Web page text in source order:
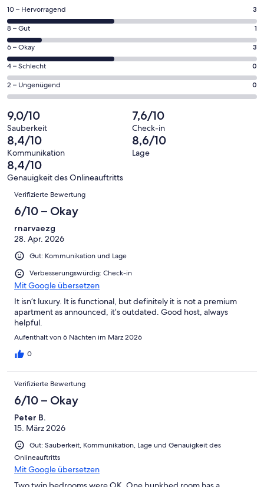
einem
neuen
Fenster
geöffnet
3
von
insgesamt
7
Gästebewertungen
haben
eine
Bewertung
von
10
-
Hervorragend
10 – Hervorragend 3
1
von
insgesamt
7
Gästebewertungen
haben
Bewertung
von
8
-
Gut
8 – Gut 1
3
von
insgesamt
7
Gästebewertungen
haben
eine
Bewertung
von
6
-
Okay
6 – Okay 3
0
von
insgesamt
Gästebewertungen
haben
eine
Bewertung
von
4
Schlecht
4 – Schlecht 0
0
von
insgesamt
7
Gästebewertungen
haben
eine
Bewertung
2 – Ungenügend 0
9,0/10
Sauberkeit
7,6/10
Check-in
8,4/10
Kommunikation
8,6/10
Lage
8,4/10
Genauigkeit des Onlineauftritts
Bewertungen
Verifizierte Bewertung
6/10 – Okay
rnarvaezg
28. Apr. 2026
Gut: Kommunikation und Lage
Verbesserungswürdig: Check-in
Mit Google übersetzen
It isn’t luxury. It is functional, but definitely it is not a premium
apartment as announced, it’s outdated. Good host, always
helpful.
Aufenthalt von 6 Nächten im März 2026
0
Verifizierte Bewertung
6/10 – Okay
Peter B.
15. März 2026
Gut: Sauberkeit, Kommunikation, Lage und Genauigkeit des
Onlineauftritts
Mit Google übersetzen